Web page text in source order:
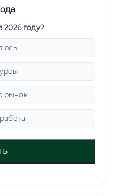
2026 году?
рынок